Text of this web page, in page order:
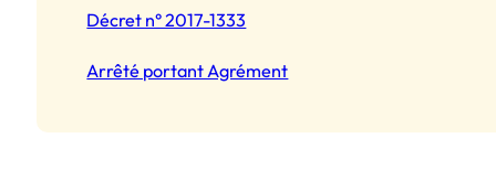
Décret n° 2017-1333
Arrêté portant Agrément